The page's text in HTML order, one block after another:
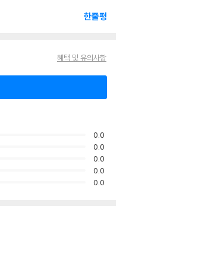
한줄평
혜택 및 유의사항
0.0
0.0
0.0
0.0
0.0